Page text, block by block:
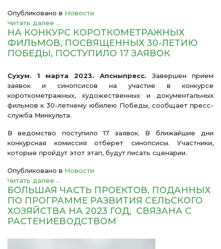
Опубликовано в Новости
Читать далее ...
НА КОНКУРС КОРОТКОМЕТРАЖНЫХ
ФИЛЬМОВ, ПОСВЯЩЕННЫХ 30-ЛЕТИЮ
ПОБЕДЫ, ПОСТУПИЛО 17 ЗАЯВОК
Сухум. 1 марта 2023. Апсныпресс. Завершен прием
заявок и синопсисов на участие в конкурсе
короткометражных, художественных и документальных
фильмов к 30-летнему юбилею Победы, сообщает пресс-
служба Минкульта.
В ведомство поступило 17 заявок. В ближайшие дни
конкурсная комиссия отберет синопсисы. Участники,
которые пройдут этот этап, будут писать сценарии.
Опубликовано в Новости
Читать далее ...
БОЛЬШАЯ ЧАСТЬ ПРОЕКТОВ, ПОДАННЫХ
ПО ПРОГРАММЕ РАЗВИТИЯ СЕЛЬСКОГО
ХОЗЯЙСТВА НА 2023 ГОД, СВЯЗАНА С
РАСТЕНИЕВОДСТВОМ